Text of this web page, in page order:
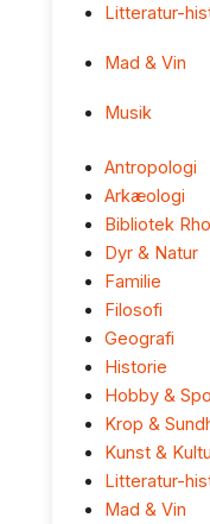
Litteratur-
Mad & Vin
Musik
Antropologi
Arkæologi
Bibliotek
Dyr & Natur
Familie
Filosofi
Geografi
Historie
Hobby &
Krop &
Kunst &
Litteratur-
Mad & Vin